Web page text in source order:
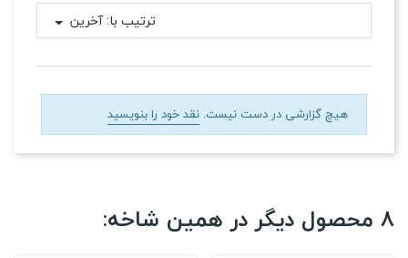
ترتیب با:آخرین
هیچ گزارشی در دست نیست. نقد خود را بنویسید
8 محصول دیگر در همین شاخه: